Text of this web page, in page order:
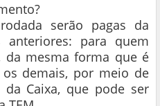
serão pagas da
para quem
da mesma forma que é
demais, por meio de
Caixa, que pode ser